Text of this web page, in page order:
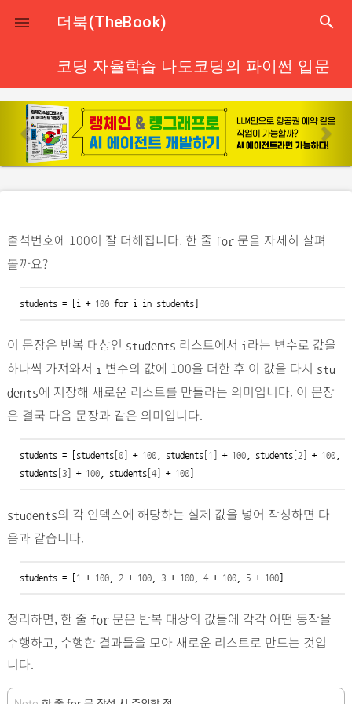
close
 더북(TheBook) search
코딩 자율학습 나도코딩의 파이썬 입문
p
r
e
u
s
e
x
출석번호에 100이 잘 더해집니다. 한 줄 for문을 자세히 살펴
볼까요?
students = [i + 100 for i in students]
이 문장은 반복 대상인 students 리스트에서 i 라는 변수로 값을
하나씩 가져와서 i 변수의 값에 100을 더한 후 이 값을 다시 stu
dents에 저장해 새로운 리스트를 만들라는 의미입니다. 이 문장
은 결국 다음 문장과 같은 의미입니다.
students = [students[0] + 100, students[1] + 100, students[2] + 100,
students[3] + 100, students[4] + 100]
students의 각 인덱스에 해당하는 실제 값을 넣어 작성하면 다
음과 같습니다.
students = [ 1 + 100, 2 + 100, 3 + 100, 4 + 100, 5 + 100]
정리하면, 한 줄 for문은 반복 대상의 값들에 각각 어떤 동작을
수행하고, 수행한 결과들을 모아 새로운 리스트로 만드는 것입
니다.